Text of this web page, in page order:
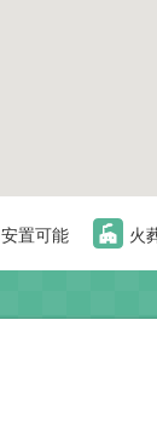
安置可能 火